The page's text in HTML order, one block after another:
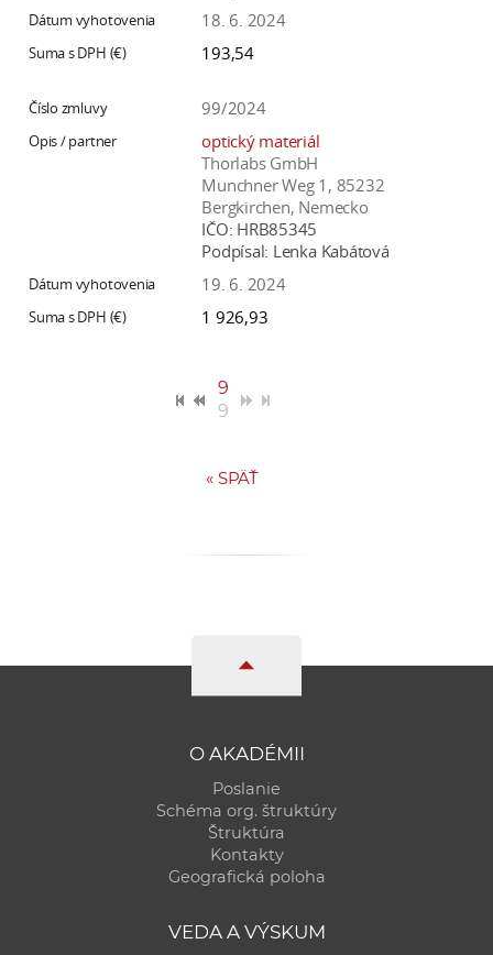
18. 6. 2024
193,54
99/2024
optický materiál
Thorlabs GmbH
Munchner Weg 1, 85232
Bergkirchen, Nemecko
IČO: HRB85345
Podpísal: Lenka Kabátová
19. 6. 2024
1 926,93
9
9
«SPÄŤ
O AKADÉMII
Poslanie
Schéma org. štruktúry
Štruktúra
Kontakty
Geografická poloha
VEDA A VÝSKUM